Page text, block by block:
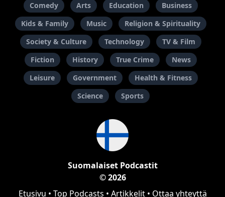
Comedy Arts Education
Business
Kids & Family
Music
Religion & Spirituality
Society & Culture
Technology
TV & Film
Fiction
History True Crime
News
Leisure
Government
Health & Fitness
Science
Sports
Suomalaiset Podcastit
© 2026
Etusivu • Top Podcasts • Artikkelit• Ottaa yhteyttä